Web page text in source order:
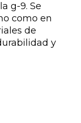
g-9. Se
como en
de
y